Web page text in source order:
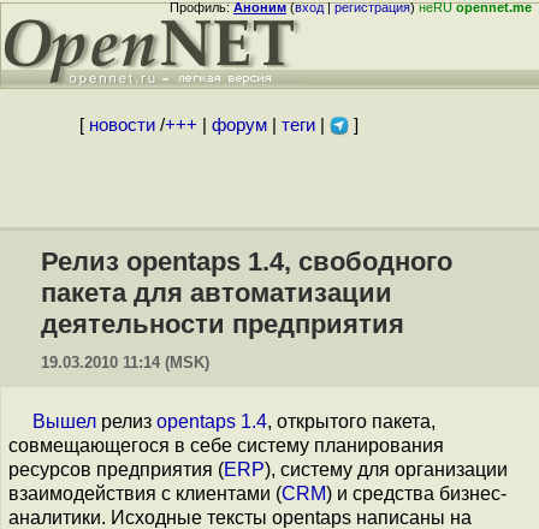
Профиль:Аноним(вход|регистрация)неRUopennet.me
[ новости/+++ форум| теги| ]
Релиз opentaps 1.4, свободного
пакета для автоматизации
деятельности предприятия
19.03.2010 11:14 (MSK)
Вышел релиз opentaps 1.4, открытого пакета,
совмещающегося в себе систему планирования
ресурсов предприятия (ERP), систему для организации
взаимодействия с клиентами (CRM) и средства бизнес-
аналитики. Исходные тексты opentaps написаны на